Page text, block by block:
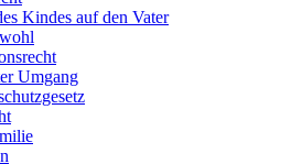
Kindes auf den Vater
Umgang